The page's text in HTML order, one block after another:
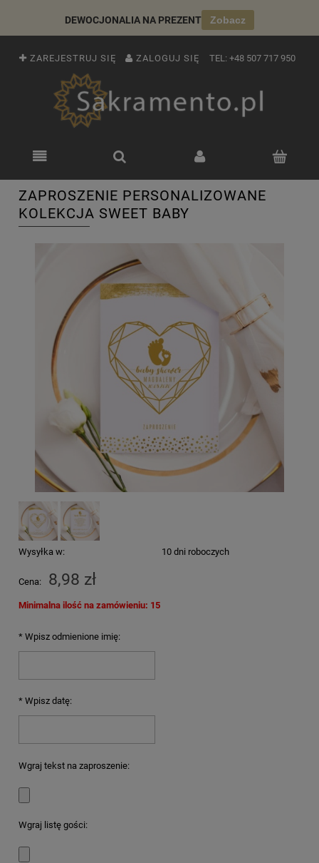
DEWOCJONALIA NA PREZENT Zobacz
ZAREJESTRUJ SIĘ ZALOGUJ SIĘ TEL: +48 507 717 950
ZAPROSZENIE PERSONALIZOWANE
KOLEKCJA SWEET BABY
Wysyłka w: 10 dni roboczych
Cena: 8,98 zł
Minimalna ilość na zamówieniu: 15
* Wpisz odmienione imię:
* Wpisz datę:
Wgraj tekst na zaproszenie:
Wgraj listę gości: